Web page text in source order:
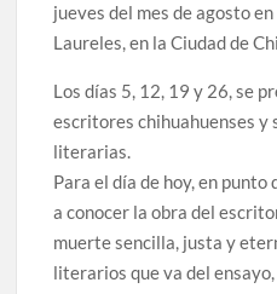
jueves del mes de agosto
Laureles, en la Ciudad de
Los días 5, 12, 19 y 26, se
escritores chihuahuenses y
literarias.
Para el día de hoy, en
a conocer la obra del
muerte sencilla, justa y
literarios que va del